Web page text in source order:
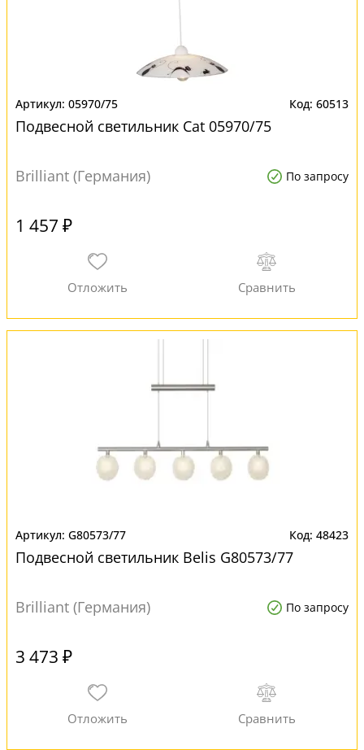
05970/75 60513
Подвесной светильник Cat 05970/75
Brilliant (Германия) По запросу
1 457 ₽
G80573/77 48423
Подвесной светильник Belis G80573/77
Brilliant (Германия) По запросу
3 473 ₽